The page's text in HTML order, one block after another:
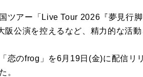
ツアー「Live Tour 2026『夢見行
公演を控えるなど、精力的な活動
恋のfrog」を6月19日(金)に配信リ
。